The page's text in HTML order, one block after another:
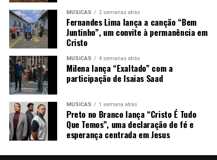
MÚSICAS 2 semanas atrás
Fernandes Lima lança a canção “Bem
Juntinho”, um convite à permanência em
Cristo
MÚSICAS 4 semanas atrás
Milena lança “Exaltado” com a
participação de Isaias Saad
MÚSICAS 1 semana atrás
Preto no Branco lança “Cristo É Tudo
Que Temos”, uma declaração de fé e
esperança centrada em Jesus